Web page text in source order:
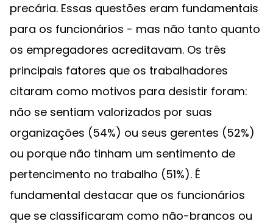
precária. Essas questões eram fundamentais
para os funcionários - mas não tanto quanto
os empregadores acreditavam. Os três
principais fatores que os trabalhadores
citaram como motivos para desistir foram:
não se sentiam valorizados por suas
organizações (54%) ou seus gerentes (52%)
ou porque não tinham um sentimento de
pertencimento no trabalho (51%). É
fundamental destacar que os funcionários
que se classificaram como não-brancos ou